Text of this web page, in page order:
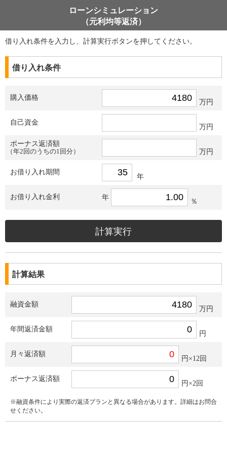
ローンシミュレーション
（元利均等返済）
借り入れ条件を入力し、計算実行ボタンを押してください。
借り入れ条件
購入価格
万円
自己資金
万円
ボーナス返済額
（年2回のうちの1回分）
万円
お借り入れ期間
年
お借り入れ金利 年
％
計算結果
融資金額
万円
年間返済金額
円
月々返済額
円×12回
ボーナス返済額
円×2回
※融資条件により実際の返済プランと異なる場合があります。詳細はお問合
せください。